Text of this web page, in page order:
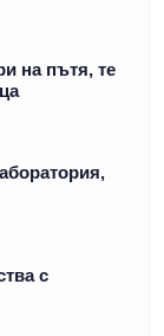
на пътя, те
с